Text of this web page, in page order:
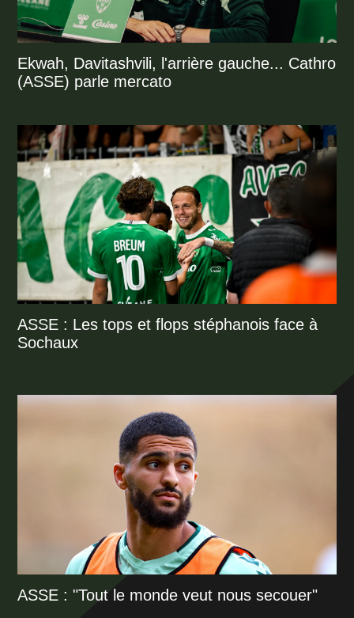
Ekwah, Davitashvili, l'arrière gauche... Cathro
(ASSE) parle mercato
ASSE : Les tops et flops stéphanois face à
Sochaux
ASSE : "Tout le monde veut nous secouer"